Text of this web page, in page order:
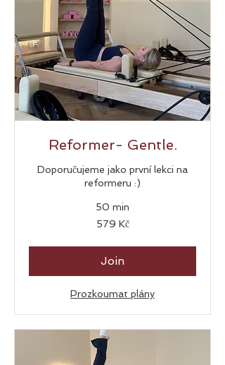
Reformer- Gentle.
Doporučujeme jako první lekci na
reformeru :)
50 min
579 Kč
Join
Prozkoumat plány